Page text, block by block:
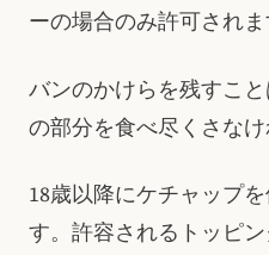
ーの場合のみ許可されま
バンのかけらを残すこ
の部分を食べ尽くさなけ
18歳以降にケチャップ
す。許容されるトッピ